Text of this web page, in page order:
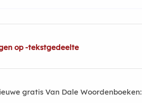
op -tekstgedeelte
gratis Van Dale Woordenboeken: